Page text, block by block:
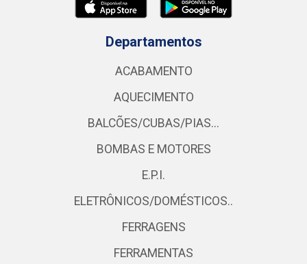
Departamentos
ACABAMENTO
AQUECIMENTO
BALCÕES/CUBAS/PIAS...
BOMBAS E MOTORES
E.P.I.
ELETRÔNICOS/DOMÉSTICOS..
FERRAGENS
FERRAMENTAS